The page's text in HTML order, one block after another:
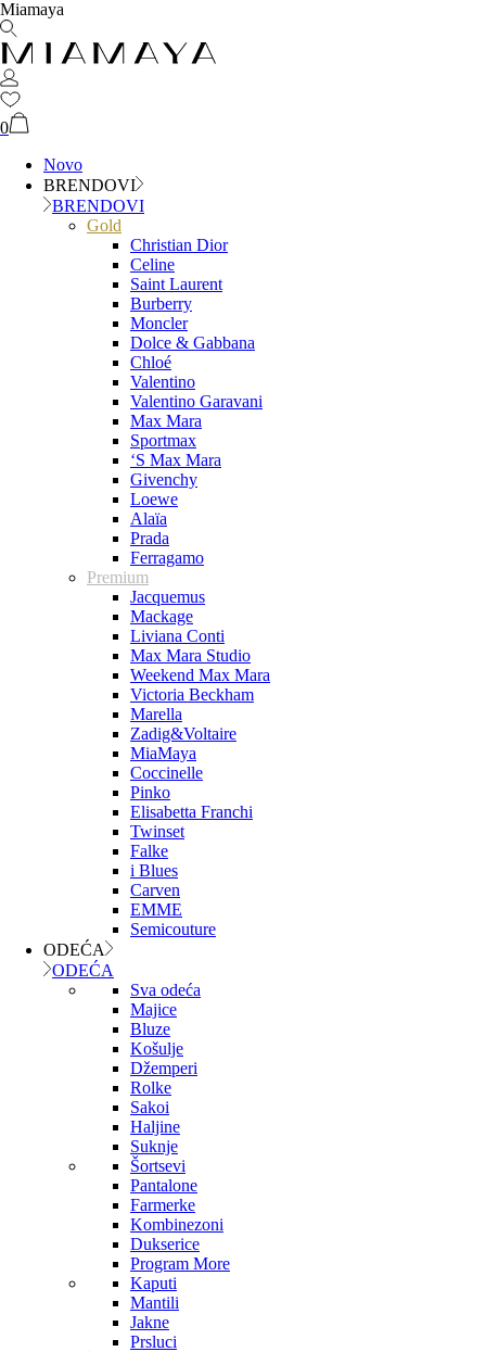
Miamaya
0
Novo
BRENDOVI
BRENDOVI
Gold
Christian Dior
Celine
Saint Laurent
Burberry
Moncler
Dolce & Gabbana
Chloé
Valentino
Valentino Garavani
Max Mara
Sportmax
‘S Max Mara
Givenchy
Loewe
Alaïa
Prada
Ferragamo
Premium
Jacquemus
Mackage
Liviana Conti
Max Mara Studio
Weekend Max Mara
Victoria Beckham
Marella
Zadig&Voltaire
MiaMaya
Coccinelle
Pinko
Elisabetta Franchi
Twinset
Falke
i Blues
Carven
EMME
Semicouture
ODEĆA
ODEĆA
Sva odeća
Majice
Bluze
Košulje
Džemperi
Rolke
Sakoi
Haljine
Suknje
Šortsevi
Pantalone
Farmerke
Kombinezoni
Dukserice
Program More
Kaputi
Mantili
Jakne
Prsluci